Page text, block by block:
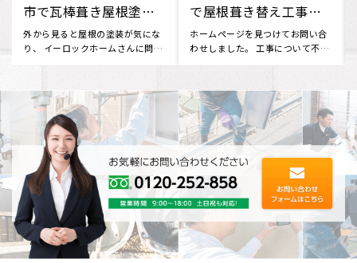
市で瓦棒葺き屋根塗装
工事を行いました
外から見ると屋根の塗装が気にな
り、 イーロックホームさんに問い
で屋根葺き替え工事を
行いました
ホームページを見つけてお問い合
わせしました。 工事について不安